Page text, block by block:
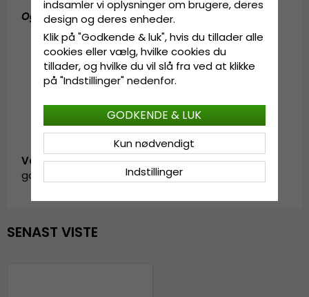
Også kendt som (AKA): fedora hat ,fedorahat
Vare-ID:
garda.galway.fedora.black-3
SENAST VISTE
indsamler vi oplysninger om brugere, deres
design og deres enheder.
Klik på "Godkende & luk", hvis du tillader alle
cookies eller vælg, hvilke cookies du
tillader, og hvilke du vil slå fra ved at klikke
på "Indstillinger" nedenfor.
Indstillinger
Kun nødvendigt
GODKENDE & LUK